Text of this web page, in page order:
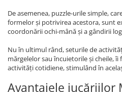
De asemenea, puzzle-urile simple,
formelor și potrivirea acestora, sunt
coordonării ochi-mână și a gândirii
Nu în ultimul rând, seturile de
mărgelelor sau încuietorile și cheile, îi
activități cotidiene, stimulând în
Avantajele jucăriilor